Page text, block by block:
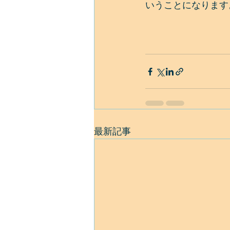
いうことになりま
最新記事